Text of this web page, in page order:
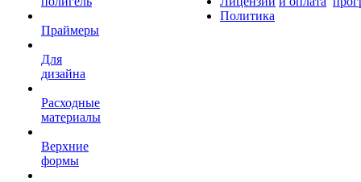
Праймеры
Для
дизайна
Расходные
материалы
Верхние
формы
Политика